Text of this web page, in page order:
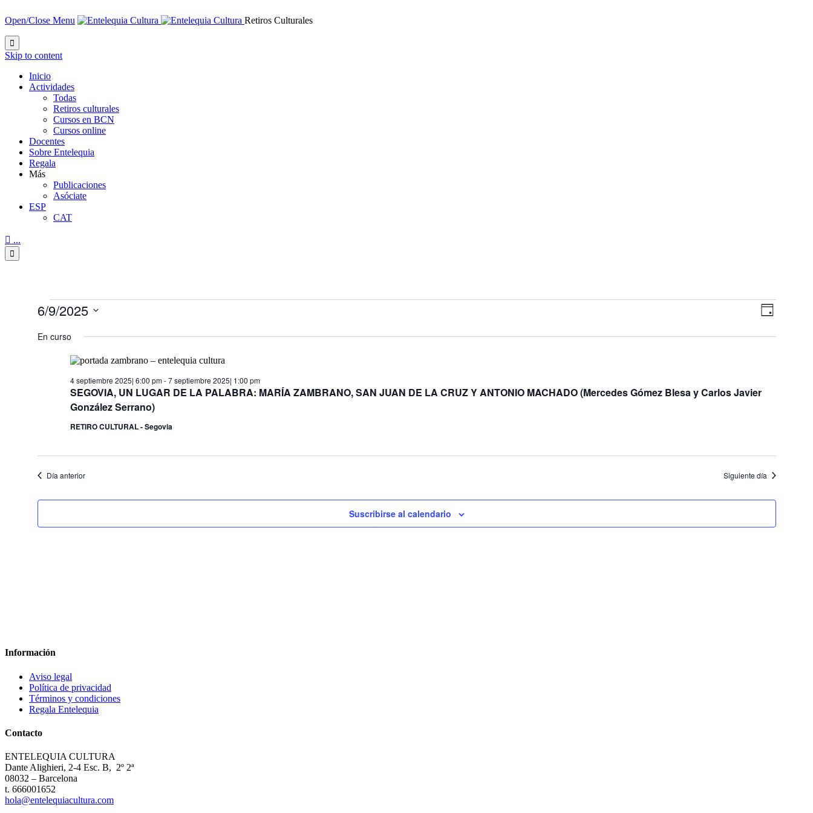
Open/Close Menu Retiros Culturales

Skip to content
Inicio
Actividades
Todas
Retiros culturales
Cursos en BCN
Cursos online
Docentes
Sobre Entelequia
Regala
Más
Publicaciones
Asóciate
ESP
CAT
 ...

Eventos
6
septiembre
vistas
de
vistas
Día
6/9/2025
la
En curso
SEGOVIA, UN LUGAR DE LA PALABRA: MARÍA ZAMBRANO, SAN JUAN DE LA CRUZ Y ANTONIO MACHADO (Mercedes Gómez Blesa y Carlos Javier
González Serrano)
4 septiembre 2025| 6:00 pm-7 septiembre 2025| 1:00 pm
RETIRO CULTURAL - Segovia
Día anterior Siguiente día
Suscribirse al calendario
Información
Aviso legal
Política de privacidad
Términos y condiciones
Regala Entelequia
Contacto
ENTELEQUIA CULTURA
Dante Alighieri, 2-4 Esc. B, 2º 2ª
08032 – Barcelona
t. 666001652
hola@entelequiacultura.com